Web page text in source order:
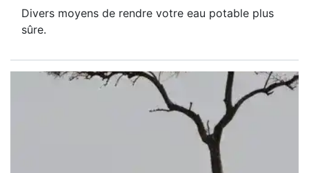
Divers moyens de rendre votre eau potable plus
sûre.